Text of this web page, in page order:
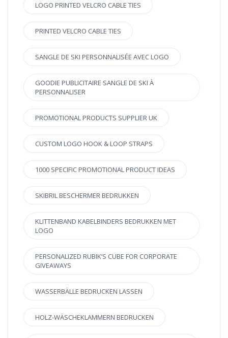
LOGO PRINTED VELCRO CABLE TIES
PRINTED VELCRO CABLE TIES
SANGLE DE SKI PERSONNALISÉE AVEC LOGO
GOODIE PUBLICITAIRE SANGLE DE SKI À
PERSONNALISER
PROMOTIONAL PRODUCTS SUPPLIER UK
CUSTOM LOGO HOOK & LOOP STRAPS
1000 SPECIFIC PROMOTIONAL PRODUCT IDEAS
SKIBRIL BESCHERMER BEDRUKKEN
KLITTENBAND KABELBINDERS BEDRUKKEN MET
LOGO
PERSONALIZED RUBIK’S CUBE FOR CORPORATE
GIVEAWAYS
WASSERBÄLLE BEDRUCKEN LASSEN
HOLZ-WÄSCHEKLAMMERN BEDRUCKEN